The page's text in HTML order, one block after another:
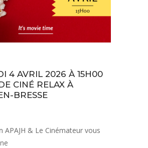
4 AVRIL 2026 À 15H00
CINÉ RELAX À
BRESSE
APAJH & Le Cinémateur vous